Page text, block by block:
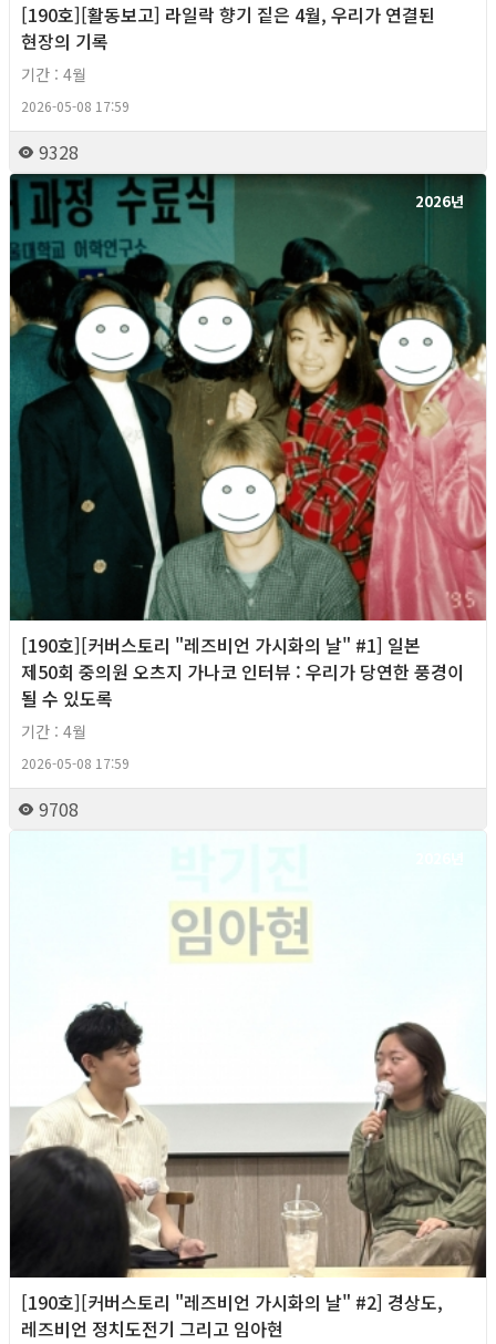
[190호][활동보고] 라일락 향기 짙은 4월, 우리가 연결된
현장의 기록
기간 : 4월
2026-05-08 17:59
9328
2026년
[190호][커버스토리 "레즈비언 가시화의 날" #1] 일본
제50회 중의원 오츠지 가나코 인터뷰 : 우리가 당연한 풍경이
될 수 있도록
기간 : 4월
2026-05-08 17:59
9708
[190호][커버스토리 "레즈비언 가시화의 날" #2] 경상도,
레즈비언 정치도전기 그리고 임아현